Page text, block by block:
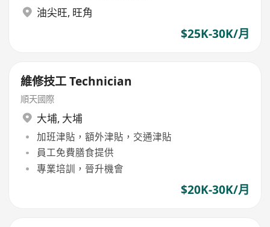
油尖旺, 旺角
$25K-30K/月
維修技工 Technician
順天國際
大埔, 大埔
加班津貼，額外津貼，交通津貼
員工免費膳食提供
專業培訓，晉升機會
$20K-30K/月